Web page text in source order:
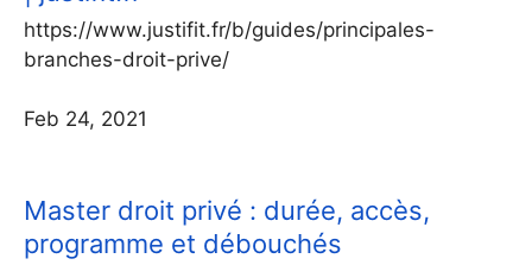
https://www.justifit.fr/b/guides/principales-
branches-droit-prive/
Feb 24, 2021
Master droit privé : durée, accès,
programme et débouchés